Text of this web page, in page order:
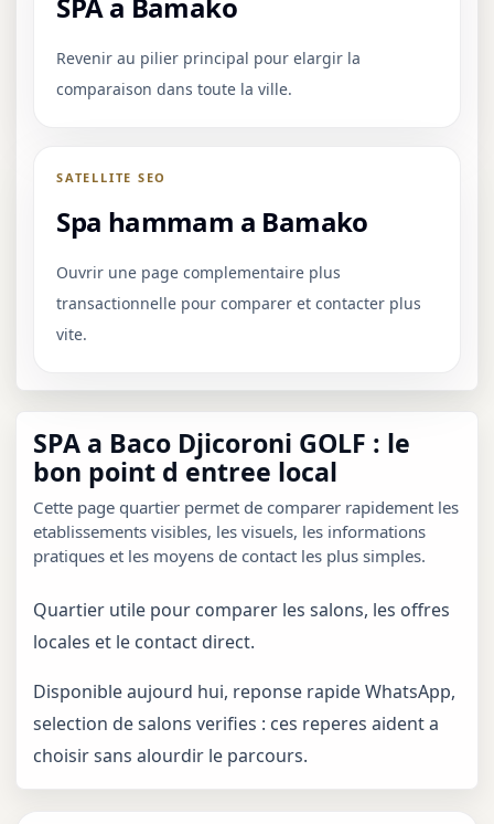
Revenir au pilier principal pour elargir la
comparaison dans toute la ville.
SATELLITE SEO
Spa hammam a Bamako
Ouvrir une page complementaire plus
transactionnelle pour comparer et contacter plus
vite.
SPA a Baco Djicoroni GOLF : le
bon point d entree local
Cette page quartier permet de comparer rapidement les
etablissements visibles, les visuels, les informations
pratiques et les moyens de contact les plus simples.
Quartier utile pour comparer les salons, les offres
locales et le contact direct.
Disponible aujourd hui, reponse rapide WhatsApp,
selection de salons verifies : ces reperes aident a
choisir sans alourdir le parcours.